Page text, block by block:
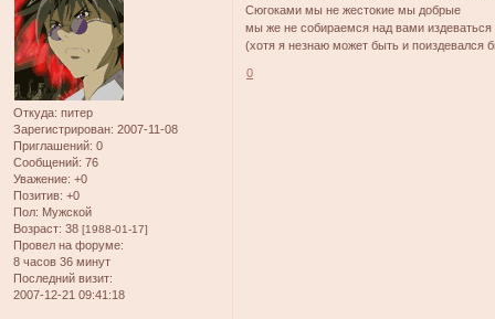
Откуда: питер
Зарегистрирован: 2007-11-08
Приглашений: 0
Сообщений: 76
Уважение: +0
Позитив: +0
Пол: Мужской
Возраст: 38 [1988-01-17]
Провел на форуме:
8 часов 36 минут
Последний визит:
2007-12-21 09:41:18
Сюгоками мы не жестокие мы добрые
мы же не собираемся над вами издеваться
(хотя я незнаю может быть и поиздевался
0